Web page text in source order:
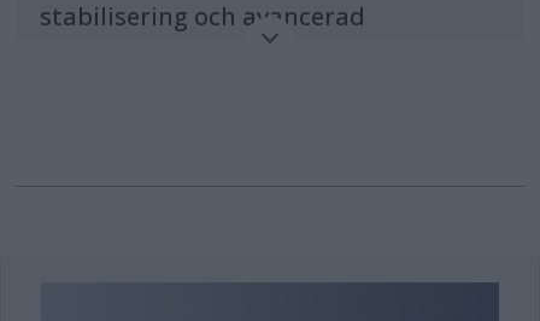
stabilisering och avancerad
drönare och kamerateknik, lanserar i